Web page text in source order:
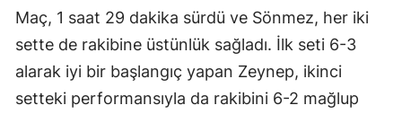
Maç, 1 saat 29 dakika sürdü ve Sönmez, her iki
sette de rakibine üstünlük sağladı. İlk seti 6-3
alarak iyi bir başlangıç yapan Zeynep, ikinci
setteki performansıyla da rakibini 6-2 mağlup